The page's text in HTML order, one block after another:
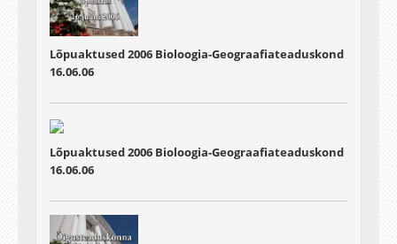
Lõpuaktused 2006 Bioloogia-Geograafiateaduskond
16.06.06
Lõpuaktused 2006 Bioloogia-Geograafiateaduskond
16.06.06